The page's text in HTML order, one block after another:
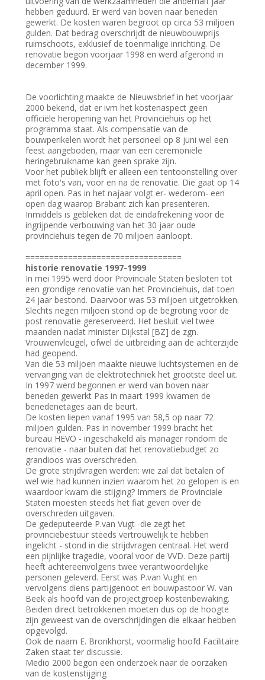
hebben geduurd. Er werd van boven naar beneden
gewerkt. De kosten waren begroot op circa 53 miljoen
gulden. Dat bedrag overschrijdt de nieuwbouwprijs
ruimschoots, exklusief de toenmalige inrichting. De
renovatie begon voorjaar 1998 en werd afgerond in
december 1999.
De voorlichting maakte de Nieuwsbrief in het voorjaar
2000 bekend, dat er ivm het kostenaspect geen
officiële heropening van het Provinciehuis op het
programma staat. Als compensatie van de
bouwperikelen wordt het personeel op 8 juni wel een
feest aangeboden, maar van een ceremoniële
heringebruikname kan geen sprake zijn.
Voor het publiek blijft er alleen een tentoonstelling over
met foto's van, voor en na de renovatie. Die gaat op 14
april open. Pas in het najaar volgt er- wederom- een
open dag waarop Brabant zich kan presenteren.
Inmiddels is gebleken dat de eindafrekening voor de
ingrijpende verbouwing van het 30 jaar oude
provinciehuis tegen de 70 miljoen aanloopt.
=================================
historie renovatie 1997-1999
In mei 1995 werd door Provinciale Staten besloten tot
een grondige renovatie van het Provinciehuis, dat toen
24 jaar bestond. Daarvoor was 53 miljoen uitgetrokken.
Slechts negen miljoen stond op de begroting voor de
post renovatie gereserveerd. Het besluit viel twee
maanden nadat minister Dijkstal [BZ] de zgn.
Vrouwenvleugel, ofwel de uitbreiding aan de achterzijde
had geopend.
Van die 53 miljoen maakte nieuwe luchtsystemen en de
vervanging van de elektrotechniek het grootste deel uit.
In 1997 werd begonnen er werd van boven naar
beneden gewerkt Pas in maart 1999 kwamen de
benedenetages aan de beurt.
De kosten liepen vanaf 1995 van 58,5 op naar 72
miljoen gulden. Pas in november 1999 bracht het
bureau HEVO - ingeschakeld als manager rondom de
renovatie - naar buiten dat het renovatiebudget zo
grandioos was overschreden.
De grote strijdvragen werden: wie zal dat betalen of
wel wie had kunnen inzien waarom het zo gelopen is en
waardoor kwam die stijging? Immers de Provinciale
Staten moesten steeds het fiat geven over de
overschreden uitgaven.
De gedeputeerde P.van Vugt -die zegt het
provinciebestuur steeds vertrouwelijk te hebben
ingelicht - stond in die strijdvragen centraal. Het werd
een pijnlijke tragedie, vooral voor de VVD. Deze partij
heeft achtereenvolgens twee verantwoordelijke
personen geleverd. Eerst was P.van Vught en
vervolgens diens partijgenoot en bouwpastoor W. van
Beek als hoofd van de projectgroep kostenbewaking.
Beiden direct betrokkenen moeten dus op de hoogte
zijn geweest van de overschrijdingen die elkaar hebben
opgevolgd.
Ook de naam E. Bronkhorst, voormalig hoofd Facilitaire
Zaken staat ter discussie.
Medio 2000 begon een onderzoek naar de oorzaken
van de kostenstijging